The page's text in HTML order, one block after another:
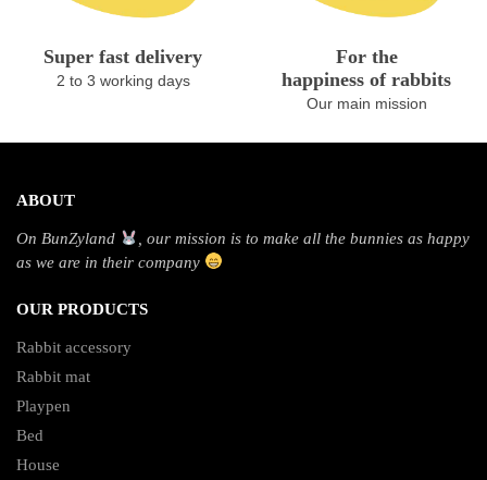
Super fast delivery
2 to 3 working days
For the
happiness of rabbits
Our main mission
ABOUT
On BunZyland
, our mission is to make all the bunnies as happy
as we are in their company
OUR PRODUCTS
Rabbit accessory
Rabbit mat
Playpen
Bed
House